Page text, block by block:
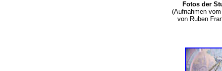
Fotos der
(Aufnahmen
von Ruben